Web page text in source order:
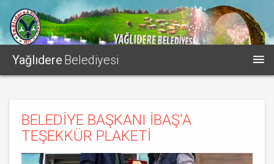
Yağlıdere Belediyesi
BELEDİYE BAŞKANI İBAŞ'A
TEŞEKKÜR PLAKETİ